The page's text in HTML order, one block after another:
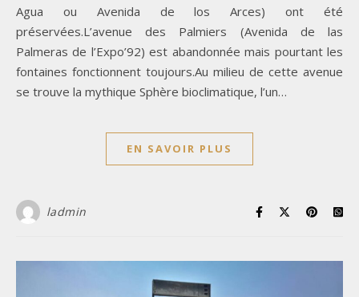
Agua ou Avenida de los Arces) ont été
préservées.L’avenue des Palmiers (Avenida de las
Palmeras de l’Expo’92) est abandonnée mais pourtant les
fontaines fonctionnent toujours.Au milieu de cette avenue
se trouve la mythique Sphère bioclimatique, l’un…
EN SAVOIR PLUS
ladmin